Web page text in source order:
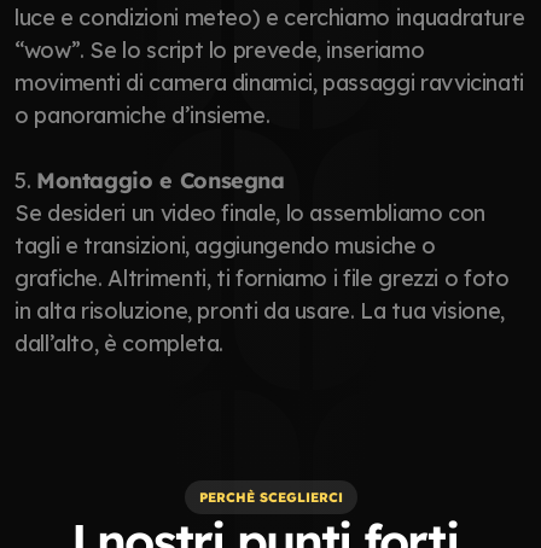
luce e condizioni meteo) e cerchiamo inquadrature
“wow”. Se lo script lo prevede, inseriamo
movimenti di camera dinamici, passaggi ravvicinati
o panoramiche d’insieme.
5. Montaggio e Consegna
Se desideri un video finale, lo assembliamo con
tagli e transizioni, aggiungendo musiche o
grafiche. Altrimenti, ti forniamo i file grezzi o foto
in alta risoluzione, pronti da usare. La tua visione,
dall’alto, è completa.
PERCHÈ SCEGLIERCI